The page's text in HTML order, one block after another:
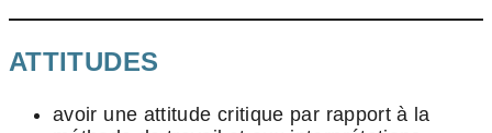
ATTITUDES
avoir une attitude critique par rapport à la